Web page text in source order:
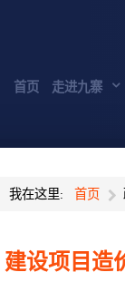
首页 走进九寨
我在这里: 首页
建设项目造